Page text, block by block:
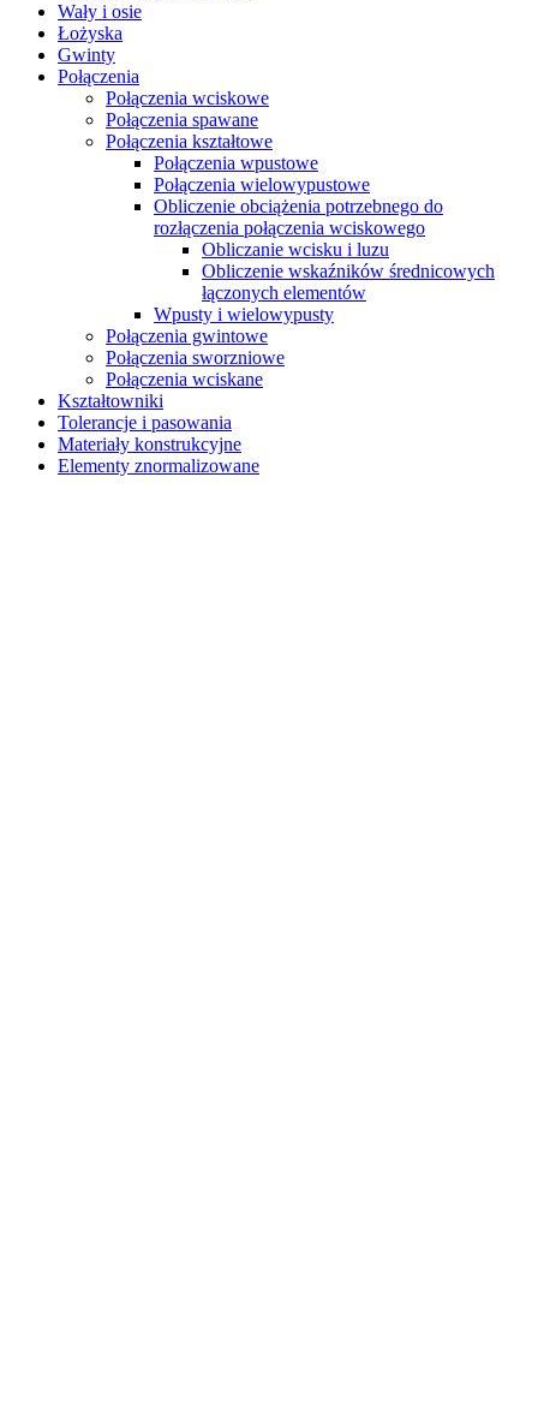
Wały i osie
Łożyska
Gwinty
Połączenia
Połączenia wciskowe
Połączenia spawane
Połączenia kształtowe
Połączenia wpustowe
Połączenia wielowypustowe
Obliczenie obciążenia potrzebnego do
rozłączenia połączenia wciskowego
Obliczanie wcisku i luzu
Obliczenie wskaźników średnicowych
łączonych elementów
Wpusty i wielowypusty
Połączenia gwintowe
Połączenia sworzniowe
Połączenia wciskane
Kształtowniki
Tolerancje i pasowania
Materiały konstrukcyjne
Elementy znormalizowane